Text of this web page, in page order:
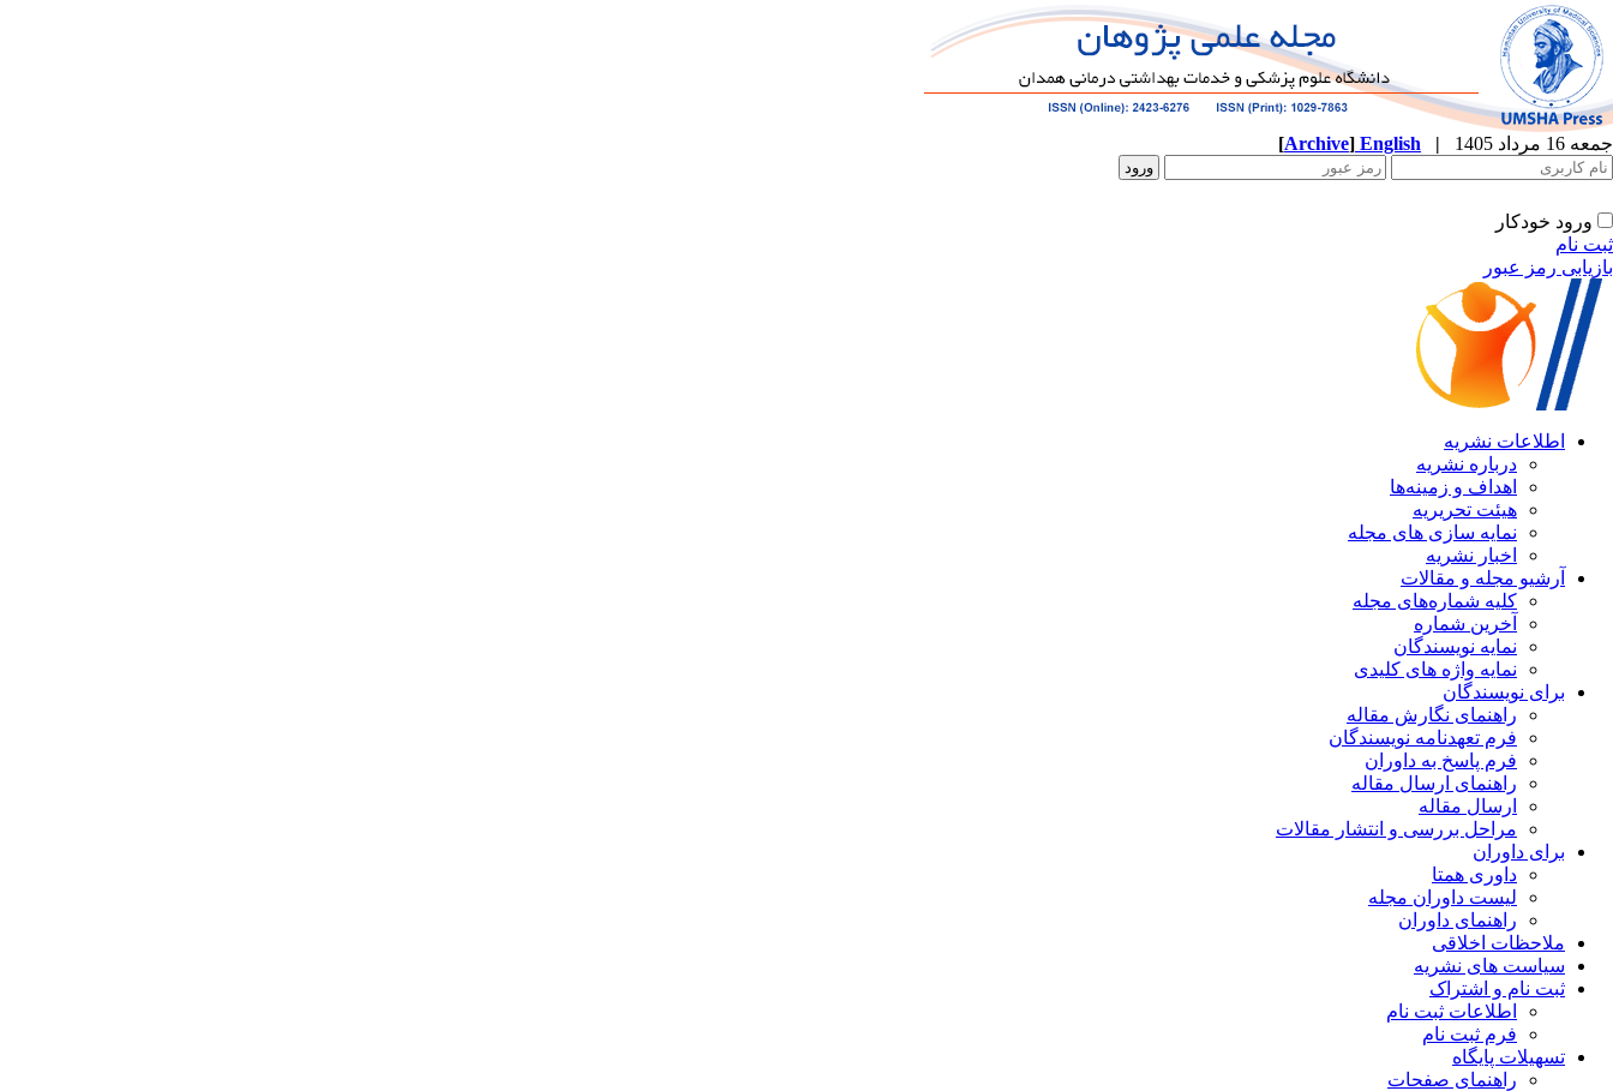
جمعه 16 مرداد 1405 |
English
[Archive]
ورود خودکار
ثبت نام
بازیابی رمز عبور
اطلاعات نشریه
درباره نشریه
اهداف و زمینه‌ها
هیئت تحریریه
نمایه سازی های مجله
اخبار نشریه
آرشیو مجله و مقالات
کلیه شماره‌های مجله
آخرین شماره
نمایه نویسندگان
نمایه واژه های کلیدی
برای نویسندگان
راهنمای نگارش مقاله
فرم تعهدنامه نویسندگان
فرم پاسخ به داوران
راهنمای ارسال مقاله
ارسال مقاله
مراحل بررسی و انتشار مقالات
برای داوران
داوری همتا
لیست داوران مجله
راهنمای داوران
ملاحظات اخلاقی
سیاست های نشریه
ثبت نام و اشتراک
اطلاعات ثبت نام
فرم ثبت نام
تسهیلات پایگاه
راهنمای صفحات